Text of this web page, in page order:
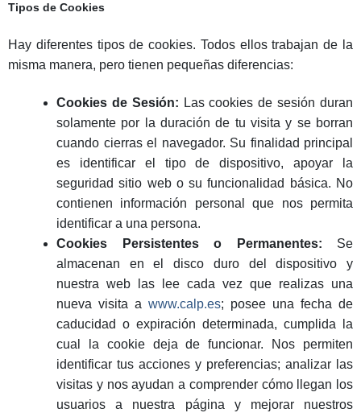
Tipos de Cookies
Hay diferentes tipos de cookies. Todos ellos trabajan de la
misma manera, pero tienen pequeñas diferencias:
Cookies de Sesión: Las cookies de sesión duran
solamente por la duración de tu visita y se borran
cuando cierras el navegador. Su finalidad principal
es identificar el tipo de dispositivo, apoyar la
seguridad sitio web o su funcionalidad básica. No
contienen información personal que nos permita
identificar a una persona.
Cookies Persistentes o Permanentes: Se
almacenan en el disco duro del dispositivo y
nuestra web las lee cada vez que realizas una
nueva visita a www.calp.es; posee una fecha de
caducidad o expiración determinada, cumplida la
cual la cookie deja de funcionar. Nos permiten
identificar tus acciones y preferencias; analizar las
visitas y nos ayudan a comprender cómo llegan los
usuarios a nuestra página y mejorar nuestros